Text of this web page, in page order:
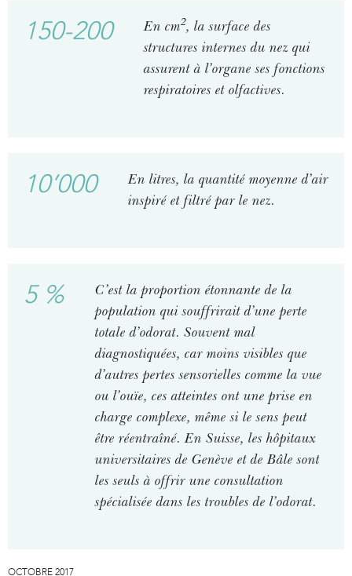
150-200 En cm2, la surface des
structures internes du nez qui
assurent à l’organe ses fonctions
respiratoires et olfactives.
10’000
En litres, la quantité moyenne d’air
inspiré et filtré par le nez.
5 %
C’est la proportion étonnante de la
population qui souffrirait d’une perte
totale d’odorat. Souvent mal
diagnostiquées, car moins visibles que
d’autres pertes sensorielles comme la vue
ou l’ouïe, ces atteintes ont une prise en
charge complexe, même si le sens peut
être réentraîné. En Suisse, les hôpitaux
universitaires de Genève et de Bâle sont
les seuls à offrir une consultation
spécialisée dans les troubles de l’odorat.
OCTOBRE 2017